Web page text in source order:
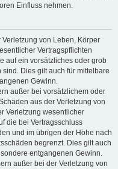
Einfluss nehmen.
von Leben, Körper
Vertragspflichten
auf ein vorsätzliches oder grob
Dies gilt auch für mittelbare
Gewinn.
außer bei vorsätzlichem oder
aus der Verletzung von
Verletzung wesentlicher
die bei Vertragsschluss
und im übrigen der Höhe nach
begrenzt. Dies gilt auch
entgangenen Gewinn.
außer bei der Verletzung von